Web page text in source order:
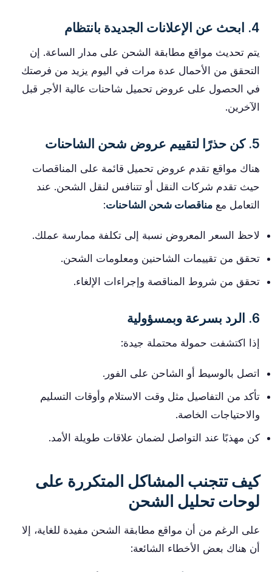
4. ابحث عن الإعلانات الجديدة بانتظام
يتم تحديث مواقع مطابقة الشحن على مدار الساعة. إن
التحقق من الأحمال عدة مرات في اليوم يزيد من فرصتك
في الحصول على عروض تحميل شاحنات عالية الأجر قبل
الآخرين.
5. كن حذرًا لتقييم عروض شحن الشاحنات
هناك مواقع تقدم عروض تحميل قائمة على المناقصات
حيث تقدم شركات النقل أو تتنافس لنقل الشحن. عند
التعامل مع مناقصات شحن الشاحنات:
لاحظ السعر المعروض نسبة إلى تكلفة ممارسة عملك.
تحقق من تقييمات الشاحنين ومعلومات الشحن.
تحقق من شروط المناقصة وإجراءات الإلغاء.
6. الرد بسرعة وبمسؤولية
إذا اكتشفت حمولة محتملة جيدة:
اتصل بالوسيط أو الشاحن على الفور.
تأكد من التفاصيل مثل وقت الاستلام وأوقات التسليم
والاحتياجات الخاصة.
كن مهذبًا عند التواصل لضمان علاقات طويلة الأمد.
كيف تتجنب المشاكل المتكررة على
لوحات تحليل الشحن
على الرغم من أن مواقع مطابقة الشحن مفيدة للغاية، إلا
أن هناك بعض الأخطاء الشائعة: